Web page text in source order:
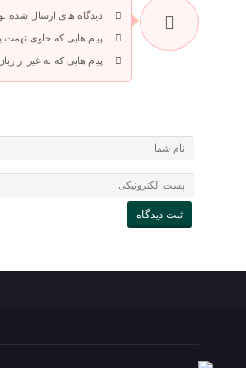
دیدگاه های ارسال شده
پیام هایی که حاوی تهمت
پیام هایی که به غیر از